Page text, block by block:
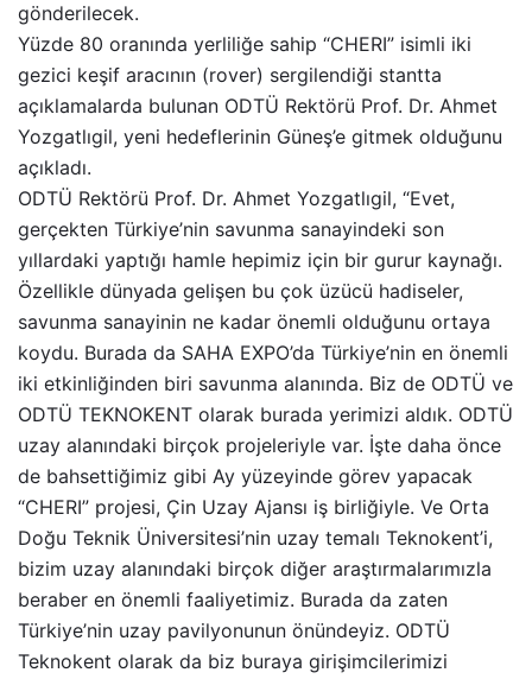
gönderilecek.
Yüzde 80 oranında yerliliğe sahip “CHERI” isimli iki
gezici keşif aracının (rover) sergilendiği stantta
açıklamalarda bulunan ODTÜ Rektörü Prof. Dr. Ahmet
Yozgatlıgil, yeni hedeflerinin Güneş’e gitmek olduğunu
açıkladı.
ODTÜ Rektörü Prof. Dr. Ahmet Yozgatlıgil, “Evet,
gerçekten Türkiye’nin savunma sanayindeki son
yıllardaki yaptığı hamle hepimiz için bir gurur kaynağı.
Özellikle dünyada gelişen bu çok üzücü hadiseler,
savunma sanayinin ne kadar önemli olduğunu ortaya
koydu. Burada da SAHA EXPO’da Türkiye’nin en önemli
iki etkinliğinden biri savunma alanında. Biz de ODTÜ ve
ODTÜ TEKNOKENT olarak burada yerimizi aldık. ODTÜ
uzay alanındaki birçok projeleriyle var. İşte daha önce
de bahsettiğimiz gibi Ay yüzeyinde görev yapacak
“CHERI” projesi, Çin Uzay Ajansı iş birliğiyle. Ve Orta
Doğu Teknik Üniversitesi’nin uzay temalı Teknokent’i,
bizim uzay alanındaki birçok diğer araştırmalarımızla
beraber en önemli faaliyetimiz. Burada da zaten
Türkiye’nin uzay pavilyonunun önündeyiz. ODTÜ
Teknokent olarak da biz buraya girişimcilerimizi